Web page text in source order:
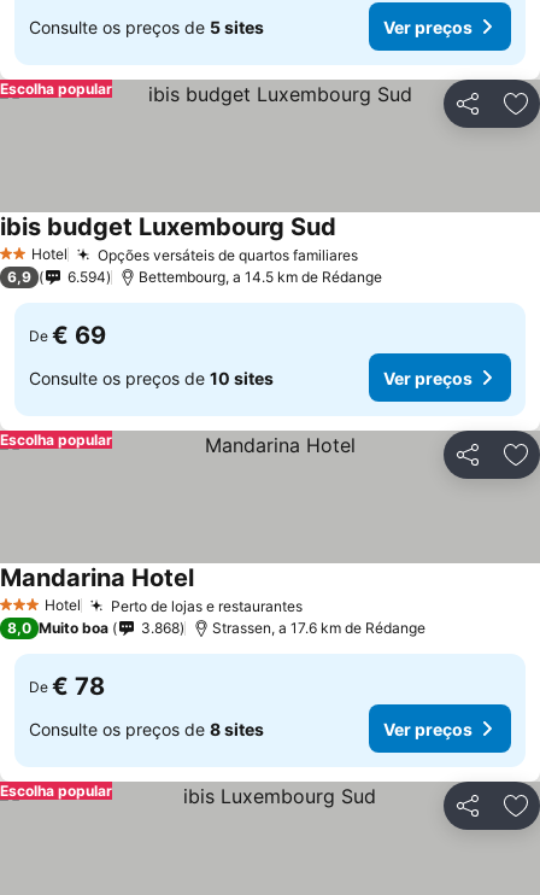
Consulte os preços de 5 sites Ver preços
Partilhar
Escolha popular
2 Estrelas
Hotel Opções versáteis de quartos familiaresVer preços
ibis budget Luxembourg Sud
6,9 6.594 Bettembourg, a 14.5 km de Rédange
De € 69
Consulte os preços de 10 sites Ver preços
Partilhar
Escolha popular
3 EstrelasHotel Perto de lojas e restaurantesVer preços
Mandarina HotelVer preços
8,0 Muito boa 3.868 Strassen, a 17.6 km de Rédange
De € 78
Consulte os preços de 8 sites Ver preços
Partilhar
Escolha popular